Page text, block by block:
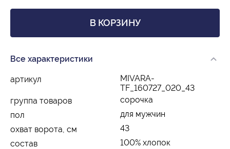
В КОРЗИНУ
Все характеристики
артикул
MIVARA-
TF_160727_020_43
группа товаров
сорочка
пол
для мужчин
охват ворота, см
43
состав
100% хлопок